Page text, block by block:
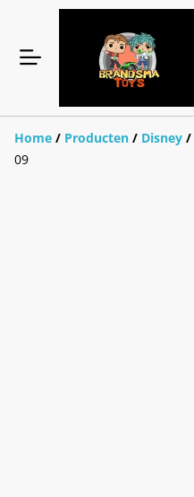
Home / Producten / Disney /
09